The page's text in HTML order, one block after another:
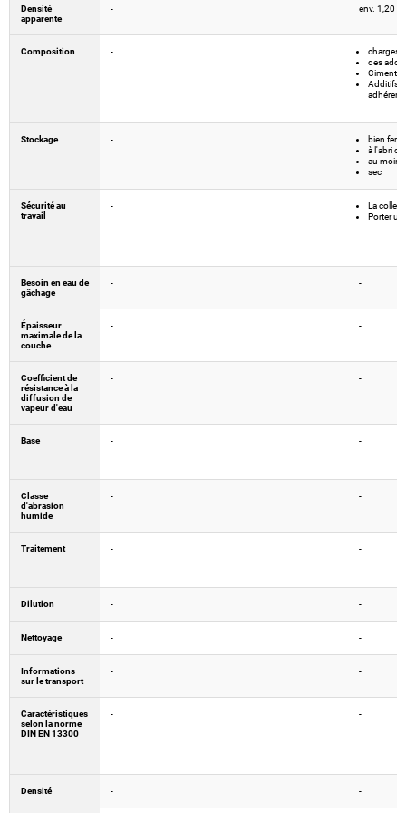
Densité
apparente
- env. 1,20
Composition -
charges
des
Ciments
Additifs
Stockage -
bien
à l'abri
au
sec
Sécurité au
travail
-
La colle
Porter
Besoin en eau de
gâchage
- -
Épaisseur
maximale de la
couche
- -
Coefficient de
résistance à la
diffusion de
vapeur d'eau
- -
Base - -
Classe
d'abrasion
humide
- -
Traitement - -
Dilution - -
Nettoyage - -
Informations
sur le transport
- -
Caractéristiques
selon la norme
DIN EN 13300
- -
Densité - -